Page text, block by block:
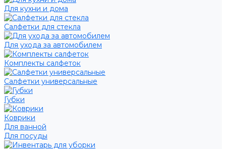
Для кухни и дома
Салфетки для стекла
Для ухода за автомобилем
Комплекты салфеток
Салфетки универсальные
Губки
Коврики
Для ванной
Для посуды